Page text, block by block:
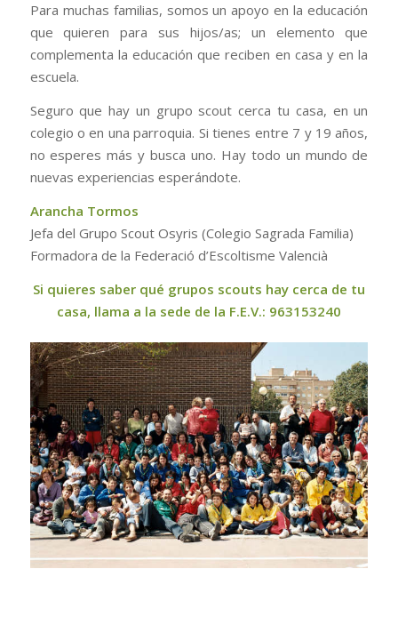
Para muchas familias, somos un apoyo en la educación
que quieren para sus hijos/as; un elemento que
complementa la educación que reciben en casa y en la
escuela.
Seguro que hay un grupo scout cerca tu casa, en un
colegio o en una parroquia. Si tienes entre 7 y 19 años,
no esperes más y busca uno. Hay todo un mundo de
nuevas experiencias esperándote.
Arancha Tormos
Jefa del Grupo Scout Osyris (Colegio Sagrada Familia)
Formadora de la Federació d’Escoltisme Valencià
Si quieres saber qué grupos scouts hay cerca de tu
casa, llama a la sede de la F.E.V.: 963153240